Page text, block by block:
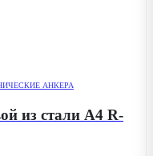
АНКЕРА
из стали А4 R-